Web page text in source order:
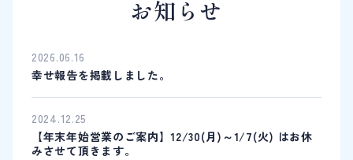
お知らせ
2026.06.16
幸せ報告を掲載しました。
2024.12.25
【年末年始営業のご案内】12/30(月)～1/7(火) はお休
みさせて頂きます。